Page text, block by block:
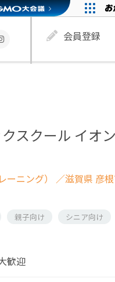
会員登録
スクール イオ
ニング） ／滋賀県 彦
親子向け シニア向け
歓迎